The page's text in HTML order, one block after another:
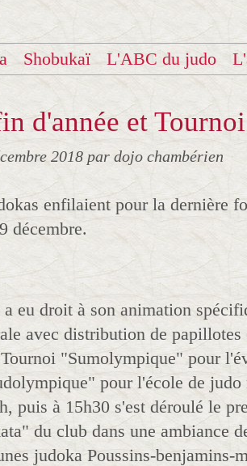
Shobukaï L'ABC du judo
d'année et
2018 par dojo chambérien
enfilaient pour la dernière
décembre.
a eu droit à son animation
avec distribution de
"Sumolympique" pour
pour l'école de judo
puis à 15h30 s'est déroulé le
du club dans une ambiance
judoka Poussins-benjamins-